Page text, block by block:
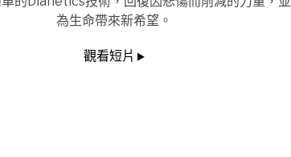
為生命帶來新希望。
觀看短片